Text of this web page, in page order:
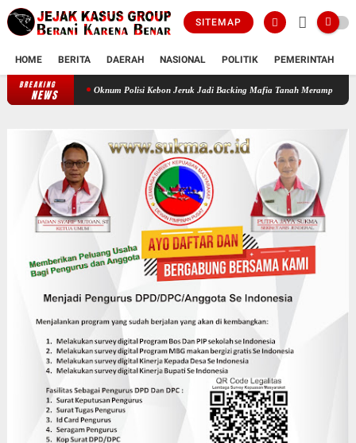
SITEMAP
HOME BERITA DAERAH NASIONAL POLITIK PEMERINTAH
BREAKING
NEWS
Oknum Polisi Kebon Jeruk Jadi Backing Mafia Tanah Merampas Hak Keluarga